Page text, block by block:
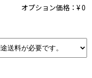
オプション価格：¥0